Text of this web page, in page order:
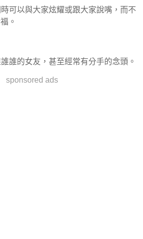
可以與大家炫耀或跟大家說嘴，而不
。
誰的女友，甚至經常有分手的念頭。
sponsored ads